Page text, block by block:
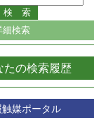
検索
・号指定
たの検索履歴
触媒ポータル